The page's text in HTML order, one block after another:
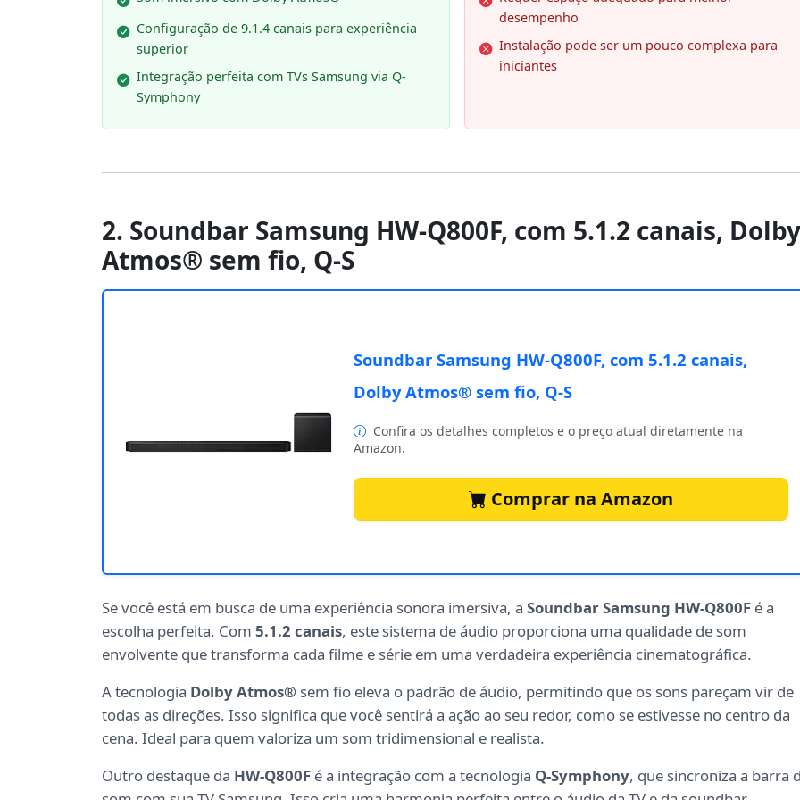
Configuração de 9.1.4 canais para experiência
superior
Integração perfeita com TVs Samsung via Q-
Symphony
desempenho
Instalação pode ser um pouco complexa para
iniciantes
2. Soundbar Samsung HW-Q800F, com 5.1.2 canais, Dolby
Atmos® sem fio, Q-S
Soundbar Samsung HW-Q800F, com 5.1.2 canais,
Dolby Atmos® sem fio, Q-S
Confira os detalhes completos e o preço atual diretamente na
Amazon.
Comprar na Amazon
Se você está em busca de uma experiência sonora imersiva, a Soundbar Samsung HW-Q800F é a
escolha perfeita. Com 5.1.2 canais, este sistema de áudio proporciona uma qualidade de som
envolvente que transforma cada filme e série em uma verdadeira experiência cinematográfica.
A tecnologia Dolby Atmos® sem fio eleva o padrão de áudio, permitindo que os sons pareçam vir de
todas as direções. Isso significa que você sentirá a ação ao seu redor, como se estivesse no centro da
cena. Ideal para quem valoriza um som tridimensional e realista.
Outro destaque da HW-Q800F é a integração com a tecnologia Q-Symphony, que sincroniza a barra